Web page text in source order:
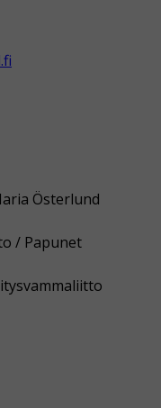
Österlund
/ Papunet